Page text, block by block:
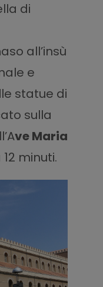
di
all’insù
e
statue di
sulla
ve Maria
minuti.